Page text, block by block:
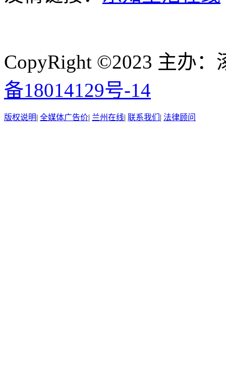
CopyRight ©2023 主办
备18014129号-14
版权说明| 全媒体广告价| 兰州在线| 联系我们 | 法律顾问